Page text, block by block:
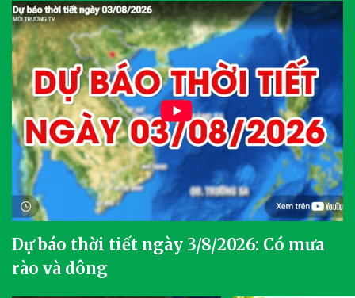
Dự báo thời tiết ngày 3/8/2026: Có mưa
rào và dông